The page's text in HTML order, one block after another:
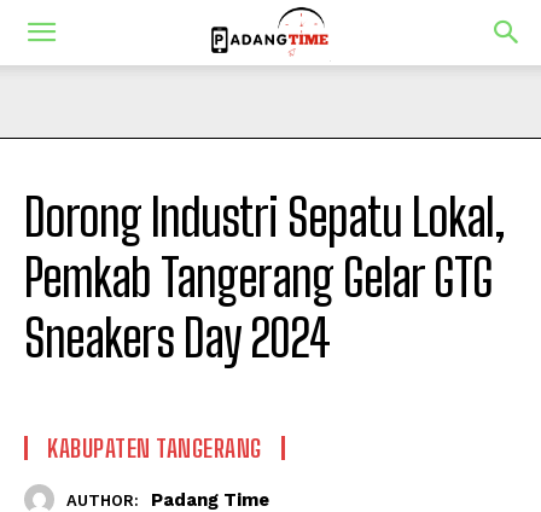
Dorong Industri Sepatu Lokal,
Pemkab Tangerang Gelar GTG
Sneakers Day 2024
KABUPATEN TANGERANG
AUTHOR: Padang Time